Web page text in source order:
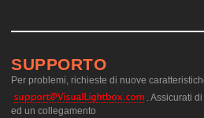
SUPPORTO
Per problemi, richieste di nuove
. Assicurati
ed un collegamento